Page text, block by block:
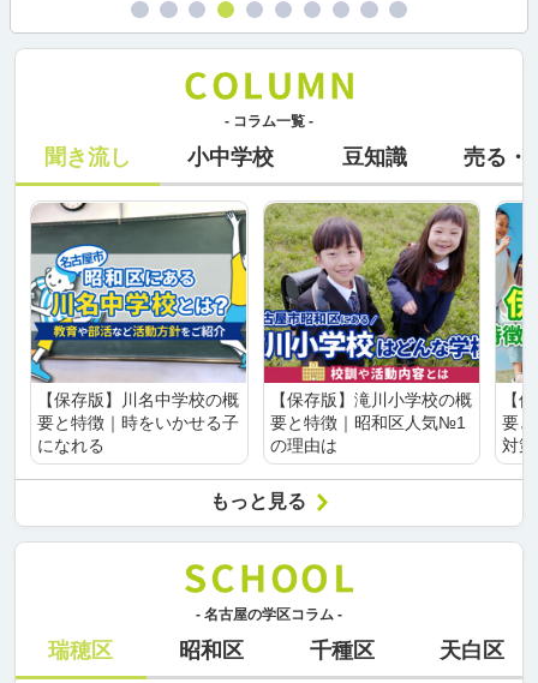
- コラム一覧 -
聞き流し 小中学校 豆知識 売る・
【保存版】川名中学校の概
要と特徴｜時をいかせる子
になれる
【保存版】滝川小学校の概
要と特徴｜昭和区人気№1
の理由は
【
要
対
もっと見る
- 名古屋の学区コラム -
瑞穂区 昭和区 千種区 天白区